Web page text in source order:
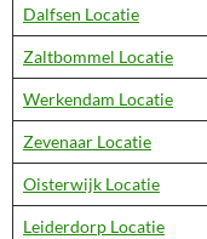
Dalfsen Locatie
Zaltbommel Locatie
Werkendam Locatie
Zevenaar Locatie
Oisterwijk Locatie
Leiderdorp Locatie